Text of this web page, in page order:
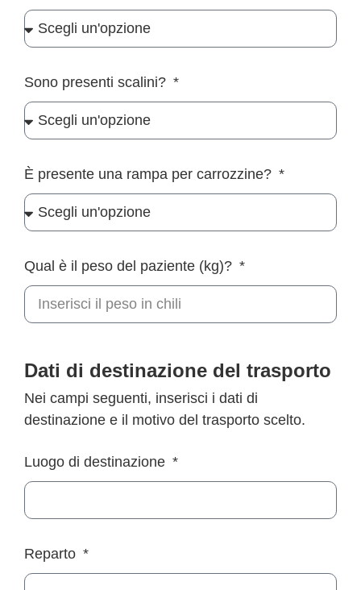
Sono presenti scalini?
È presente una rampa per carrozzine?
Qual è il peso del paziente (kg)?
Dati di destinazione del trasporto
Nei campi seguenti, inserisci i dati di
destinazione e il motivo del trasporto scelto.
Luogo di destinazione
Reparto